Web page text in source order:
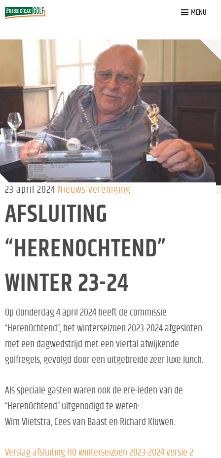
MENU
Home
23 april 2024 Nieuws vereniging
AFSLUITING
“HERENOCHTEND”
WINTER 23-24
Op donderdag 4 april 2024 heeft de commissie
“HerenOchtend”, het winterseizoen 2023-2024 afgesloten
met een dagwedstrijd met een viertal afwijkende
golfregels, gevolgd door een uitgebreide zeer luxe lunch.
Als speciale gasten waren ook de ere-leden van de
“HerenOchtend” uitgenodigd te weten:
Wim Vlietstra, Cees van Baast en Richard Kluwen.
Verslag afsluiting HO winterseizoen 2023-2024 versie 2